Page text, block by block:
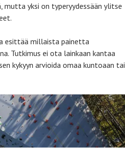
mutta yksi on typeryydessään ylitse
esittää millaista painetta
Tutkimus ei ota lainkaan kantaa
kykyyn arvioida omaa kuntoaan tai